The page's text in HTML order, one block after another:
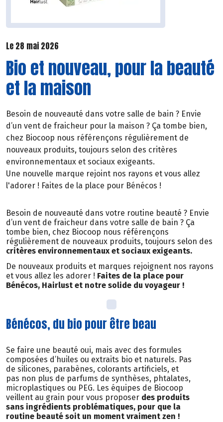
Le 28 mai 2026
Bio et nouveau, pour la beauté
et la maison
Besoin de nouveauté dans votre salle de bain ? Envie
d’un vent de fraicheur pour la maison ? Ça tombe bien,
chez Biocoop nous référençons régulièrement de
nouveaux produits, toujours selon des critères
environnementaux et sociaux exigeants.
Une nouvelle marque rejoint nos rayons et vous allez
l'adorer ! Faites de la place pour Bénécos !
Besoin de nouveauté dans votre routine beauté ? Envie
d’un vent de fraicheur dans votre salle de bain ? Ça
tombe bien, chez Biocoop nous référençons
régulièrement de nouveaux produits, toujours selon des
critères environnementaux et sociaux exigeants.
De nouveaux produits et marques rejoignent nos rayons
et vous allez les adorer ! Faites de la place pour
Bénécos, Hairlust et notre solide du voyageur !
Bénécos, du bio pour être beau
Se faire une beauté oui, mais avec des formules
composées d’huiles ou extraits bio et naturels. Pas
de silicones, parabènes, colorants artificiels, et
pas non plus de parfums de synthèses, phtalates,
microplastiques ou PEG. Les équipes de Biocoop
veillent au grain pour vous proposer des produits
sans ingrédients problématiques, pour que la
routine beauté soit un moment vraiment zen !